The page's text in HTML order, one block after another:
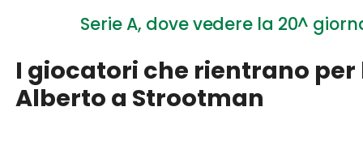
Serie A, dove vedere la 20^
I giocatori che rientrano
Alberto a Strootman